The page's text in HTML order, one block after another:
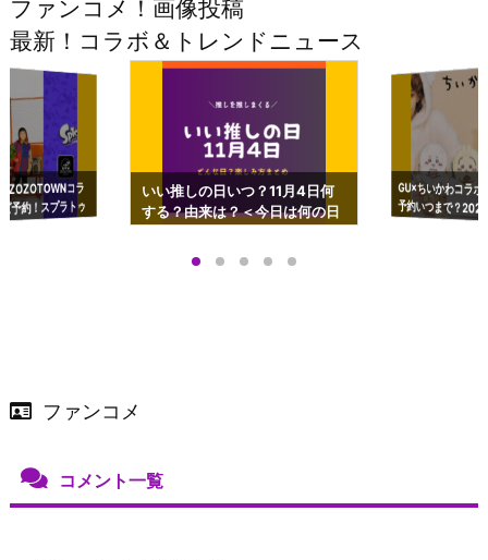
ファンコメ！画像投稿
最新！コラボ＆トレンドニュース
コラ
予約！スプラトゥ
ップも渋谷Hz
いい推しの日いつ？11月4日何
する？由来は？＜今日は何の日
GU×ちいかわコラ
予約いつまで？
ーチやショルダー
ファンコメ
コメント一覧